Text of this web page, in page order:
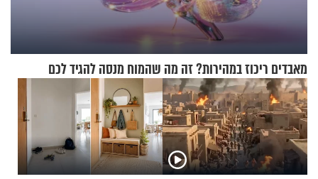
מאבדים ריכוז במהירות? זה מה שהמוח מנסה להגיד לכם